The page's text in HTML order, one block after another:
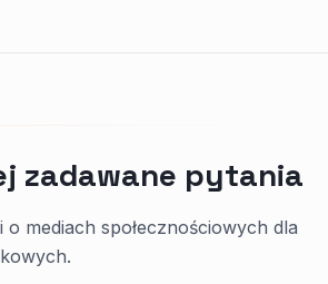
zadawane pytania
o mediach społecznościowych dla